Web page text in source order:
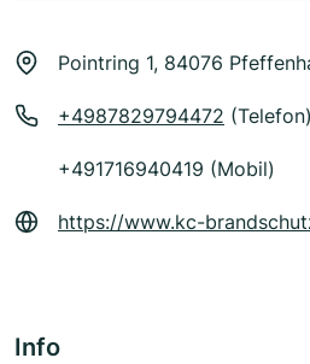
Pointring 1, 84076
+4987829794472 (Telefon)
+491716940419 (Mobil)
https://www.kc-
Info